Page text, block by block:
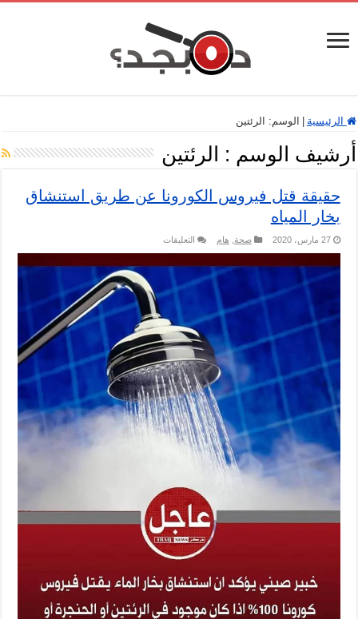
الرئيسية الوسم: الرئتين
أرشيف الوسم : الرئتين
حقيقة قتل فيروس الكورونا عن طريق استنشاق
بخار المياه
27 مارس، 2020 صحة هام التعليقات
فيروس
الكورونا
عن
طريق
استنشاق
بخار
المياه
مغلقة